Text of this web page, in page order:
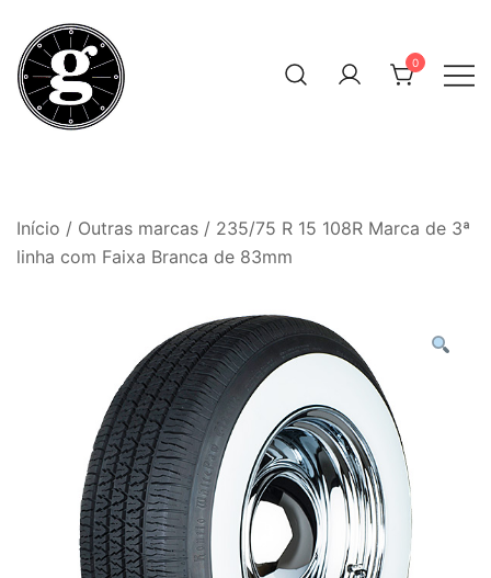
content
0
Início / Outras marcas / 235/75 R 15 108R Marca de 3ª
linha com Faixa Branca de 83mm